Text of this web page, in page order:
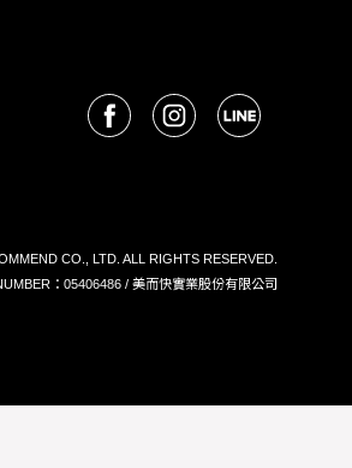
CO., LTD. ALL RIGHTS RESERVED.
：05406486 / 美而快實業股份有限公司